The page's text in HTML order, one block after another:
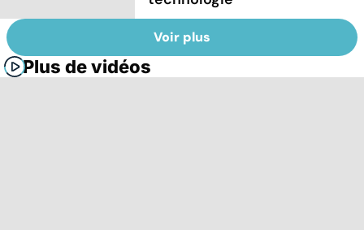
Voir plus
Plus de vidéos